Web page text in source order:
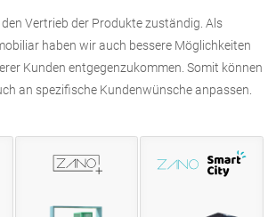
Vertrieb der Produkte zuständig. Als
haben wir auch bessere Möglichkeiten
Kunden entgegenzukommen. Somit können
an spezifische Kundenwünsche anpassen.